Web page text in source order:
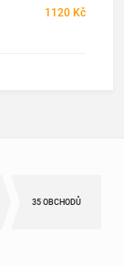
1120 Kč
35 OBCHODŮ